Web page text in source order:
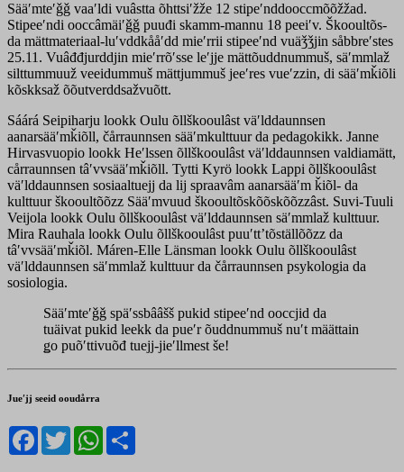
Sääʹmteʹǧǧ vaaʹldi vuâstta õhttsiʹžže 12 stipeʹnddooccmõõžžad.
Stipeeʹndi ooccâmäiʹǧǧ puuđi skamm-mannu 18 peeiʹv. Škooultõs-
da mättmateriaal-luʹvddkååʹdd mieʹrrii stipeeʹnd vuäǯǯjin såbbreʹstes
25.11. Vuâđđjurddjin mieʹrrõʹsse leʹjje mättõuddnummuš, säʹmmlaž
silttummuuž veeidummuš mättjummuš jeeʹres vueʹzzin, di sääʹmǩiõli
kõskksaž õõutverddsažvuõtt.
Sáárá Seipiharju lookk Oulu õllškooulâst väʹlddaunnsen
aanarsääʹmǩiõll, čårraunnsen sääʹmkulttuur da pedagokikk. Janne
Hirvasvuopio lookk Heʹlssen õllškooulâst väʹlddaunnsen valdiamätt,
cårraunnsen tâʹvvsääʹmǩiõll. Tytti Kyrö lookk Lappi õllškooulâst
väʹlddaunnsen sosiaaltuejj da lij spraavâm aanarsääʹm ǩiõl- da
kulttuur škooultõõzz Sääʹmvuud škooultõskõõskõõzzâst. Suvi-Tuuli
Veijola lookk Oulu õllškooulâst väʹlddaunnsen säʹmmlaž kulttuur.
Mira Rauhala lookk Oulu õllškooulâst puuʹttʼtõställõõzz da
tâʹvvsääʹmǩiõl. Máren-Elle Länsman lookk Oulu õllškooulâst
väʹlddaunnsen säʹmmlaž kulttuur da čårraunnsen psykologia da
sosiologia.
Sääʹmteʹǧǧ späʹssbââšš pukid stipeeʹnd ooccjid da
tuäivat pukid leekk da pueʹr õuddnummuš nuʹt määttain
ǥo puõʹttivuõđ tuejj-jieʹllmest še!
Jueʹjj seeid ooudårra
Facebook
TwitterWhatsApp